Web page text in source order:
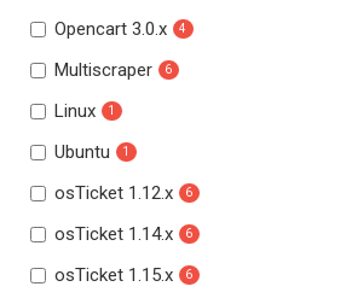
Opencart 3.0.x 4
Multiscraper 6
Linux 1
Ubuntu 1
osTicket 1.12.x 6
osTicket 1.14.x 6
osTicket 1.15.x 6